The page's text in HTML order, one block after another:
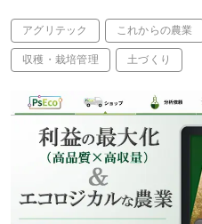
アグリテック これからの農業
収穫・栽培管理 土づくり